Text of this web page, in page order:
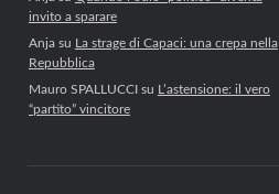
invito a sparare
Anjasu La strage di Capaci: una crepa nella
Repubblica
Mauro SPALLUCCIsu L’astensione: il vero
“partito” vincitore